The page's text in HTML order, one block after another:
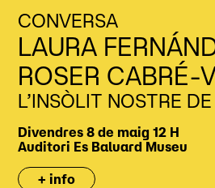
CONVERSA
LAURA
ROSER CABRÉ-
L’INSÒLIT NOSTRE
Divendres 8 de maig 12 H
Auditori Es Baluard Museu
+ info